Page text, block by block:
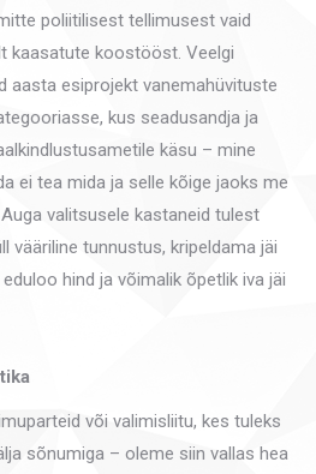
poliitilisest tellimusest vaid
kaasatute koostööst. Veelgi
aasta esiprojekt vanemahüvituste
kus seadusandja ja
käsu – mine
ei tea mida ja selle kõige jaoks me
valitsusele kastaneid tulest
vääriline tunnustus, kripeldama jäi
hind ja võimalik õpetlik iva jäi
või valimisliitu, kes tuleks
sõnumiga – oleme siin vallas hea